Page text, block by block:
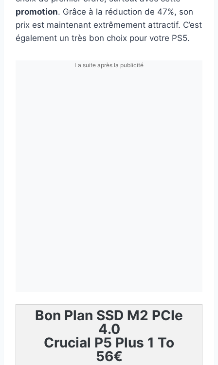
promotion. Grâce à la réduction de 47%, son
prix est maintenant extrêmement attractif. C’est
également un très bon choix pour votre PS5.
La suite après la publicité
Bon Plan SSD M2 PCIe
4.0
Crucial P5 Plus 1 To
56€